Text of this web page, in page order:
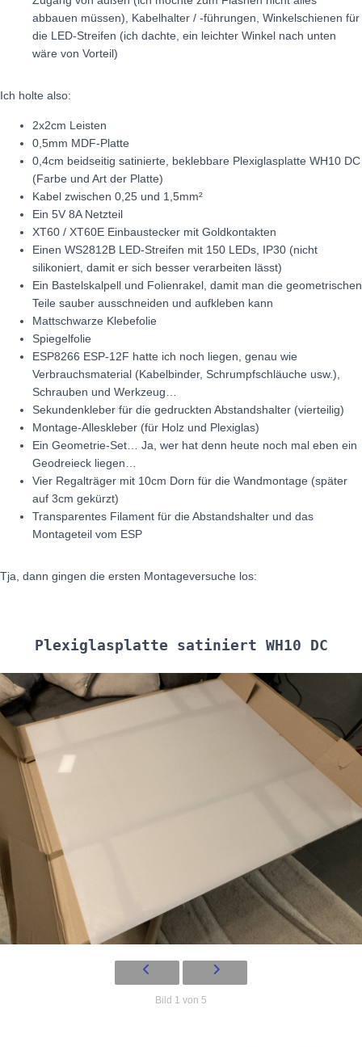
abbauen müssen), Kabelhalter / -führungen, Winkelschienen für
die LED-Streifen (ich dachte, ein leichter Winkel nach unten
wäre von Vorteil)
Ich holte also:
2x2cm Leisten
0,5mm MDF-Platte
0,4cm beidseitig satinierte, beklebbare Plexiglasplatte WH10 DC
(Farbe und Art der Platte)
Kabel zwischen 0,25 und 1,5mm²
Ein 5V 8A Netzteil
XT60 / XT60E Einbaustecker mit Goldkontakten
Einen WS2812B LED-Streifen mit 150 LEDs, IP30 (nicht
silikoniert, damit er sich besser verarbeiten lässt)
Ein Bastelskalpell und Folienrakel, damit man die geometrischen
Teile sauber ausschneiden und aufkleben kann
Mattschwarze Klebefolie
Spiegelfolie
ESP8266 ESP-12F hatte ich noch liegen, genau wie
Verbrauchsmaterial (Kabelbinder, Schrumpfschläuche usw.),
Schrauben und Werkzeug…
Sekundenkleber für die gedruckten Abstandshalter (vierteilig)
Montage-Alleskleber (für Holz und Plexiglas)
Ein Geometrie-Set… Ja, wer hat denn heute noch mal eben ein
Geodreieck liegen…
Vier Regalträger mit 10cm Dorn für die Wandmontage (später
auf 3cm gekürzt)
Transparentes Filament für die Abstandshalter und das
Montageteil vom ESP
Tja, dann gingen die ersten Montageversuche los:
Plexiglasplatte satiniert WH10 DC
Bild 1 von 5